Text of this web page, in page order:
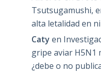
Tsutsugamushi,
alta letalidad en
Caty en
gripe aviar H5N1
¿debe o no